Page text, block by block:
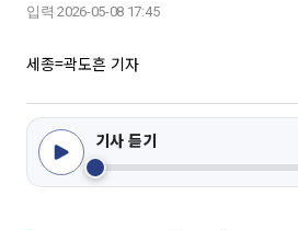
입력 2026-05-08 17:45
세종=곽도흔 기자
기사 듣기